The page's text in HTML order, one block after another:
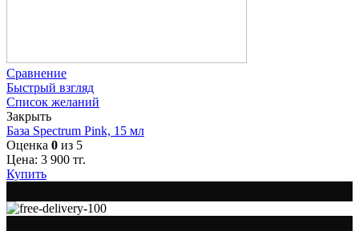
Сравнение
Быстрый взгляд
Список желаний
Закрыть
База Spectrum Pink, 15 мл
Оценка 0 из 5
Цена: 3 900 тг.
Купить